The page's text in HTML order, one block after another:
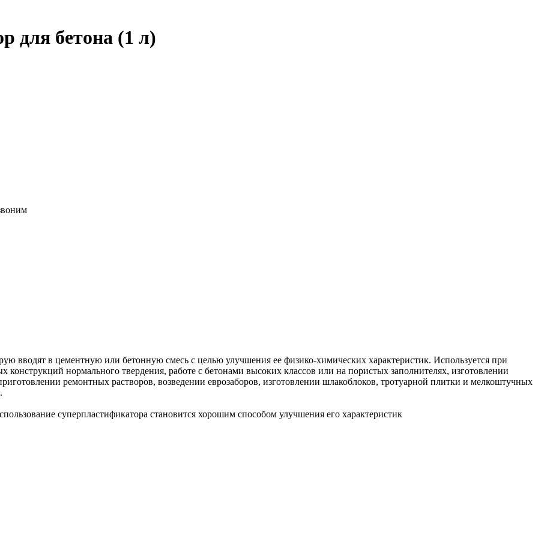
для бетона (1 л)
вводят в цементную или бетонную смесь с целью улучшения ее физико-химических характеристик. Используется при
конструкций нормального твердения, работе с бетонами высоких классов или на пористых заполнителях, изготовлении
ремонтных растворов, возведении еврозаборов, изготовлении шлакоблоков, тротуарной плитки и мелкоштучных
суперпластификатора становится хорошим способом улучшения его характеристик